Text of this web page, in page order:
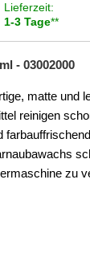
Lieferzeit:
1-3 Tage**
- 03002000
matte und
reinigen
farbauffrischend
zu